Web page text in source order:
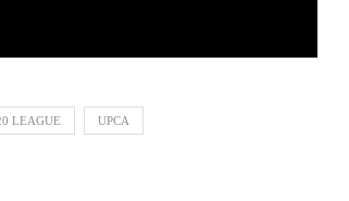
LEAGUE UPCA